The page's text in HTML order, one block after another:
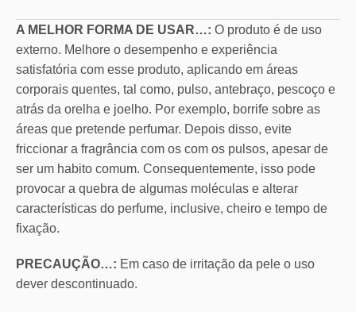
A MELHOR FORMA DE USAR…: O produto é de uso
externo. Melhore o desempenho e experiência
satisfatória com esse produto, aplicando em áreas
corporais quentes, tal como, pulso, antebraço, pescoço e
atrás da orelha e joelho. Por exemplo, borrife sobre as
áreas que pretende perfumar. Depois disso, evite
friccionar a fragrância com os com os pulsos, apesar de
ser um habito comum. Consequentemente, isso pode
provocar a quebra de algumas moléculas e alterar
características do perfume, inclusive, cheiro e tempo de
fixação.
PRECAUÇÃO…: Em caso de irritação da pele o uso
dever descontinuado.